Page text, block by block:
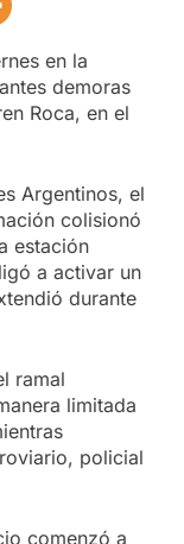
en la
demoras
Roca, en el
Argentinos, el
colisionó
estación
a activar un
durante
ramal
limitada
policial
comenzó a